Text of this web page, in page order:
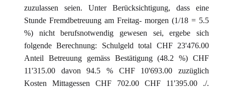
zuzulassen seien. Unter Berücksichtigung, dass eine
Stunde Fremdbetreuung am Freitag- morgen (1/18 = 5.5
%) nicht berufsnotwendig gewesen sei, ergebe sich
folgende Berechnung: Schulgeld total CHF 23'476.00
Anteil Betreuung gemäss Bestätigung (48.2 %) CHF
11'315.00 davon 94.5 % CHF 10'693.00 zuzüglich
Kosten Mittagessen CHF 702.00 CHF 11'395.00 ./.